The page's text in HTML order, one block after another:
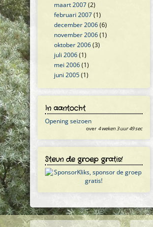
maart 2007(2)
februari 2007(1)
december 2006(6)
november 2006(1)
oktober 2006(3)
juli 2006(1)
mei 2006(1)
juni 2005(1)
In aantocht
Opening seizoen
over 4 weken 3 uur 49 sec
Steun de groep gratis!